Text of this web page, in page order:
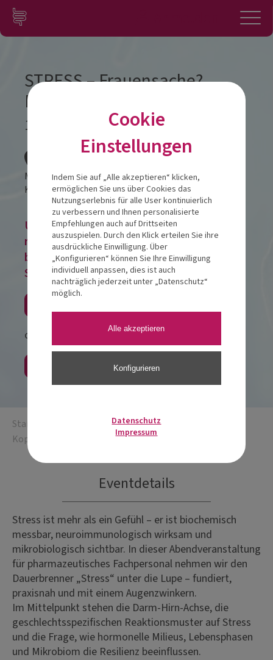
Zum Inhalt springen
Konto
STRESS – Frauensache?
Männersache? Kopfsache!
17.09.2026
Miniaturland
Konrad-Zuse-Straße 126789 Leer
Um eine Veranstaltung zu buchen,
registrieren Sie sich, melden Sie sich im
bestehenden Nutzerkonto an oder buchen
Sie alternativ als Gast!
oder
Startseite
STRESS – Frauensache? Männersache?
Kopfsache!
Eventdetails
Stress ist mehr als ein Gefühl – er ist biochemisch
messbar, neuroimmunologisch wirksam und
mikrobiologisch sichtbar. In dieser Abendveranstaltung
für pharmazeutisches Fachpersonal nehmen wir den
Dauerbrenner „Stress“ unter die Lupe – fundiert,
praxisnah und mit einem Augenzwinkern.
Im Mittelpunkt stehen die Darm-Hirn-Achse, die
geschlechtsspezifischen Reaktionsmuster auf Stress
und die Frage, wie hormonelle Milieus, Lebensphasen
und Mikrobiom die Resilienz beeinflussen.
Cookie
Einstellungen
Indem Sie auf „Alle akzeptieren“ klicken,
ermöglichen Sie uns über Cookies das
Nutzungserlebnis für alle User kontinuierlich
zu verbessern und Ihnen personalisierte
Empfehlungen auch auf Drittseiten
auszuspielen. Durch den Klick erteilen Sie ihre
ausdrückliche Einwilligung. Über
„Konfigurieren“ können Sie Ihre Einwilligung
individuell anpassen, dies ist auch
nachträglich jederzeit unter „Datenschutz“
möglich.
Alle akzeptieren
Konfigurieren
Datenschutz
Impressum